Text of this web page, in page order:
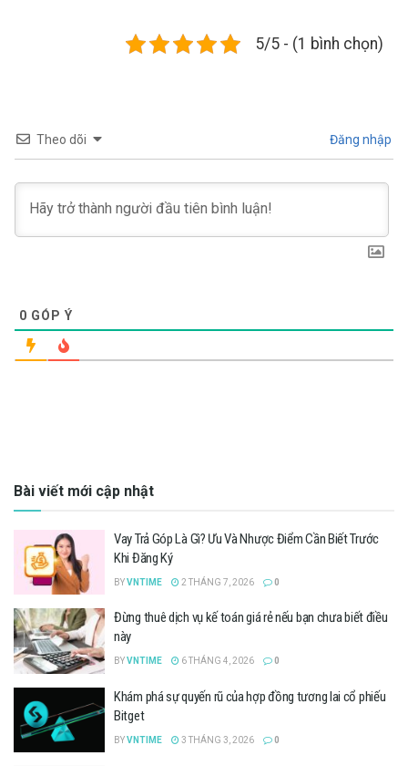
5/5 - (1 bình chọn)
Theo dõi Đăng nhập
0 GÓP Ý
Bài viết mới cập nhật
Vay Trả Góp Là Gì? Ưu Và Nhược Điểm Cần Biết Trước
Khi Đăng Ký
BYVNTIME 2 THÁNG 7, 2026 0
Đừng thuê dịch vụ kế toán giá rẻ nếu bạn chưa biết điều
này
BYVNTIME 6 THÁNG 4, 2026 0
Khám phá sự quyến rũ của hợp đồng tương lai cổ phiếu
Bitget
BYVNTIME 3 THÁNG 3, 2026 0